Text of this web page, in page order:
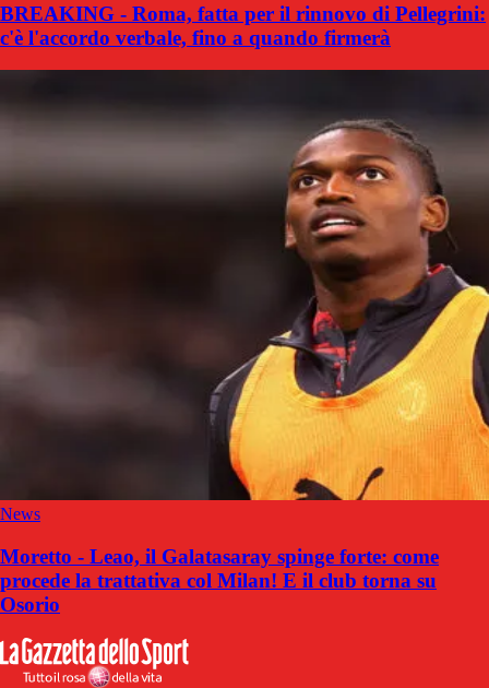
BREAKING - Roma, fatta per il rinnovo di Pellegrini:
c'è l'accordo verbale, fino a quando firmerà
News
Moretto - Leao, il Galatasaray spinge forte: come
procede la trattativa col Milan! E il club torna su
Osorio